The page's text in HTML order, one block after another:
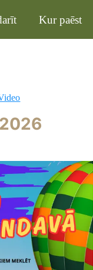
Kur paēst